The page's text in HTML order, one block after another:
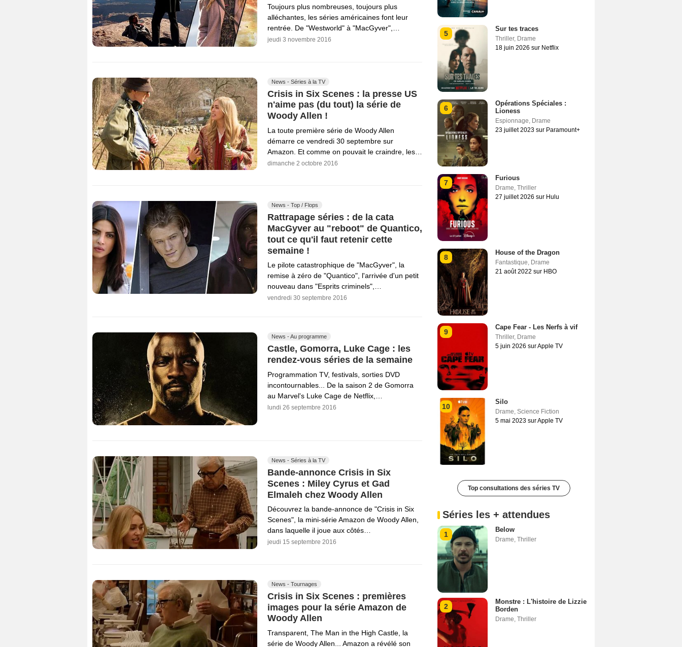
Toujours plus nombreuses, toujours plus
alléchantes, les séries américaines font leur
rentrée. De "Westworld" à "MacGyver",…
jeudi 3 novembre 2016
News - Séries à la TV
Crisis in Six Scenes : la presse US
n'aime pas (du tout) la série de
Woody Allen !
La toute première série de Woody Allen
démarre ce vendredi 30 septembre sur
Amazon. Et comme on pouvait le craindre, les…
dimanche 2 octobre 2016
News - Top / Flops
Rattrapage séries : de la cata
MacGyver au "reboot" de Quantico,
tout ce qu'il faut retenir cette
semaine !
Le pilote catastrophique de "MacGyver", la
remise à zéro de "Quantico", l'arrivée d'un petit
nouveau dans "Esprits criminels",…
vendredi 30 septembre 2016
News - Au programme
Castle, Gomorra, Luke Cage : les
rendez-vous séries de la semaine
Programmation TV, festivals, sorties DVD
incontournables... De la saison 2 de Gomorra
au Marvel's Luke Cage de Netflix,…
lundi 26 septembre 2016
News - Séries à la TV
Bande-annonce Crisis in Six
Scenes : Miley Cyrus et Gad
Elmaleh chez Woody Allen
Découvrez la bande-annonce de "Crisis in Six
Scenes", la mini-série Amazon de Woody Allen,
dans laquelle il joue aux côtés…
jeudi 15 septembre 2016
News - Tournages
Crisis in Six Scenes : premières
images pour la série Amazon de
Woody Allen
Transparent, The Man in the High Castle, la
série de Woody Allen... Amazon a révélé son
5
Sur tes traces
Thriller, Drame
18 juin 2026 sur Netflix
6
Opérations Spéciales :
Lioness
Espionnage, Drame
23 juillet 2023 sur Paramount+
7
Furious
Drame, Thriller
27 juillet 2026 sur Hulu
8
House of the Dragon
Fantastique, Drame
21 août 2022 sur HBO
9
Cape Fear - Les Nerfs à vif
Thriller, Drame
5 juin 2026 sur Apple TV
10
Silo
Drame, Science Fiction
5 mai 2023 sur Apple TV
Top consultations des séries TV
Séries les + attendues
1
Below
Drame, Thriller
2
Monstre : L'histoire de Lizzie
Borden
Drame, Thriller